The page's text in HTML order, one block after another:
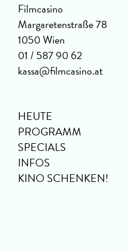
Filmcasino
Margaretenstraße 78
1050 Wien
01 / 587 90 62
kassa@filmcasino.at
HEUTE
PROGRAMM
SPECIALS
INFOS
KINO SCHENKEN!